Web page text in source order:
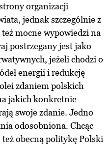
organizacji
jednak szczególnie z
mocne wypowiedzi na
postrzegany jest jako
jeżeli chodzi o
energii i redukcję
zdaniem polskich
jakich konkretnie
swoje zdanie. Jedno
odosobniona. Chcąc
obecną politykę Polski